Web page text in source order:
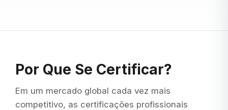
Por Que Se Certificar?
Em um mercado global cada vez mais
competitivo, as certificações profissionais